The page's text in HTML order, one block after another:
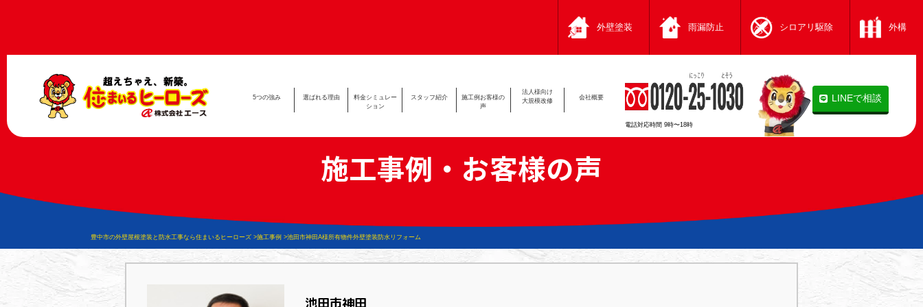
外壁塗装 雨漏防止 シロアリ駆除 外構
5つの強み 選ばれる理由 料金シミュ レー
ション
スタッフ紹介 施工例お客様の
声
法人様向け
大規模改修
会社概要
電話対応時間9時〜18時
LINEで相談
施工事例・お客様の声
豊中市の外壁屋根塗装と防水工事なら住まいるヒーローズ 施工事例 池田市神田A様所有物件外壁塗装防水リフォーム
池田市神田